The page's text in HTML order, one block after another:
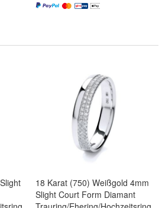
18 Karat (750) Weißgold 4mm
Slight Court Form Diamant